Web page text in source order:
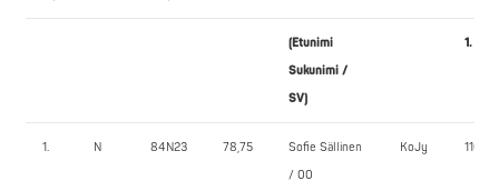
(Etunimi
Sukunimi /
SV)
1.
1. N 84N23 78,75
Sofie Sällinen
/ 00
KoJy 110,0